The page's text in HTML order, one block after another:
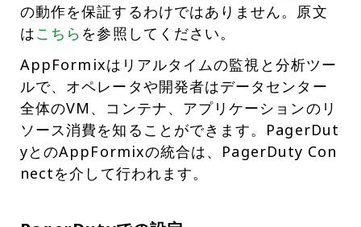
の動作を保証するわけではありません。原文
はこちら を参照してください。
AppFormixはリアルタイムの監視と分析ツー
ルで、オペレータや開発者はデータセンター
全体のVM、コンテナ、アプリケーションのリ
ソース消費を知ることができます。PagerDut
yとのAppFormixの統合は、PagerDuty Con
nectを介して行われます。